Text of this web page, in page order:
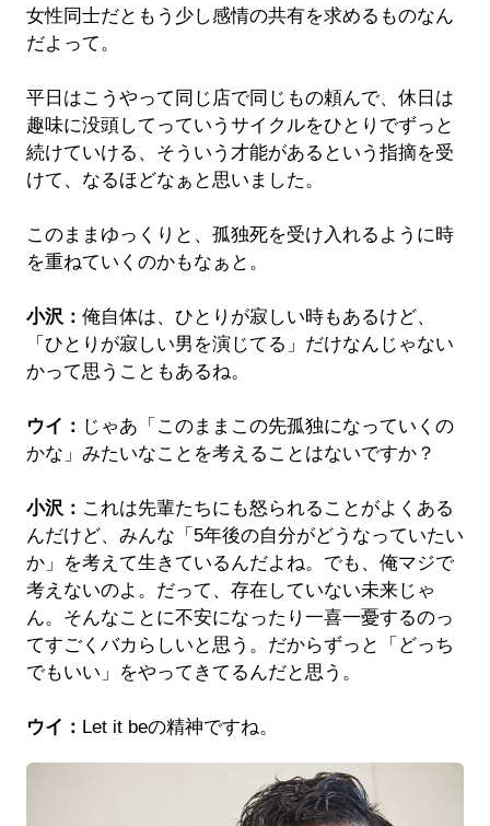
女性同士だともう少し感情の共有を求めるものなん
だよって。
平日はこうやって同じ店で同じもの頼んで、休日は
趣味に没頭してっていうサイクルをひとりでずっと
続けていける、そういう才能があるという指摘を受
けて、なるほどなぁと思いました。
このままゆっくりと、孤独死を受け入れるように時
を重ねていくのかもなぁと。
小沢： 俺自体は、ひとりが寂しい時もあるけど、
「ひとりが寂しい男を演じてる」だけなんじゃない
かって思うこともあるね。
ウイ： じゃあ「このままこの先孤独になっていくの
かな」みたいなことを考えることはないですか？
小沢： これは先輩たちにも怒られることがよくある
んだけど、みんな「5年後の自分がどうなっていたい
か」を考えて生きているんだよね。でも、俺マジで
考えないのよ。だって、存在していない未来じゃ
ん。そんなことに不安になったり一喜一憂するのっ
てすごくバカらしいと思う。だからずっと「どっち
でもいい」をやってきてるんだと思う。
ウイ： Let it beの精神ですね。